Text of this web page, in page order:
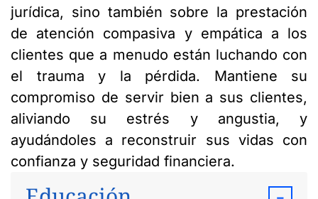
jurídica, sino también sobre la prestación
de atención compasiva y empática a los
clientes que a menudo están luchando con
el trauma y la pérdida. Mantiene su
compromiso de servir bien a sus clientes,
aliviando su estrés y angustia, y
ayudándoles a reconstruir sus vidas con
confianza y seguridad financiera.